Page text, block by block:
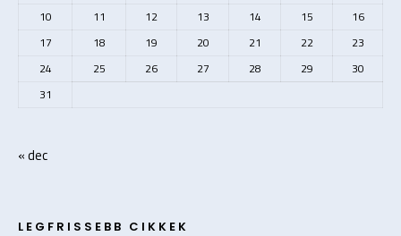
10
11 12 13 14 15
16
17
18 19 20 21 22
23
24
25 26 27 28 29
30
31
« dec
LEGFRISSEBB CIKKEK